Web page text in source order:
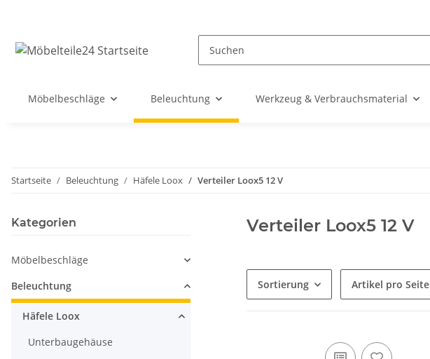
Möbelbeschläge Beleuchtung Werkzeug & Verbrauchsmaterial
Startseite Beleuchtung Häfele Loox Verteiler Loox5 12 V
Verteiler Loox5 12 V
Sortierung Artikel pro Seite
Kategorien
Möbelbeschläge
Beleuchtung
Häfele Loox
Unterbaugehäuse